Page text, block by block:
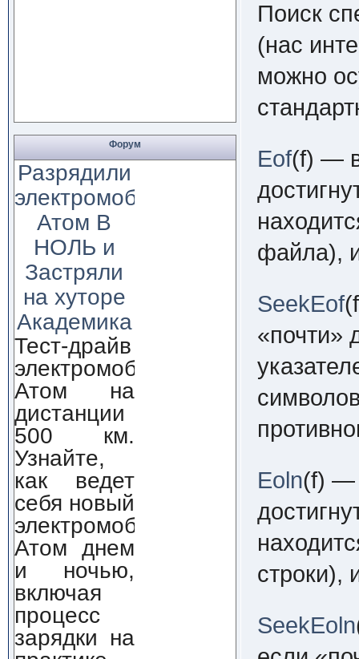
Форум
Разрядили
электромобиль
Атом В
НОЛЬ и
Застряли
на хуторе
Академика
Тест-драйв
электромобиля
Атом на
дистанции
500 км.
Узнайте,
как ведет
себя новый
электромобиль
Атом днем
и ночью,
включая
процесс
зарядки на
Поиск
(нас
можно
Eof(f) —
файла),
SeekEof
«почти»
Eoln(f) —
строки),
SeekEoln